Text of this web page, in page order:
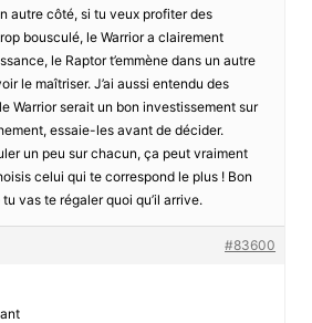
autre côté, si tu veux profiter des
bousculé, le Warrior a clairement
le Raptor t’emmène dans un autre
le maîtriser. J’ai aussi entendu des
Warrior serait un bon investissement sur
essaie-les avant de décider.
un peu sur chacun, ça peut vraiment
celui qui te correspond le plus ! Bon
tu vas te régaler quoi qu’il arrive.
#83600